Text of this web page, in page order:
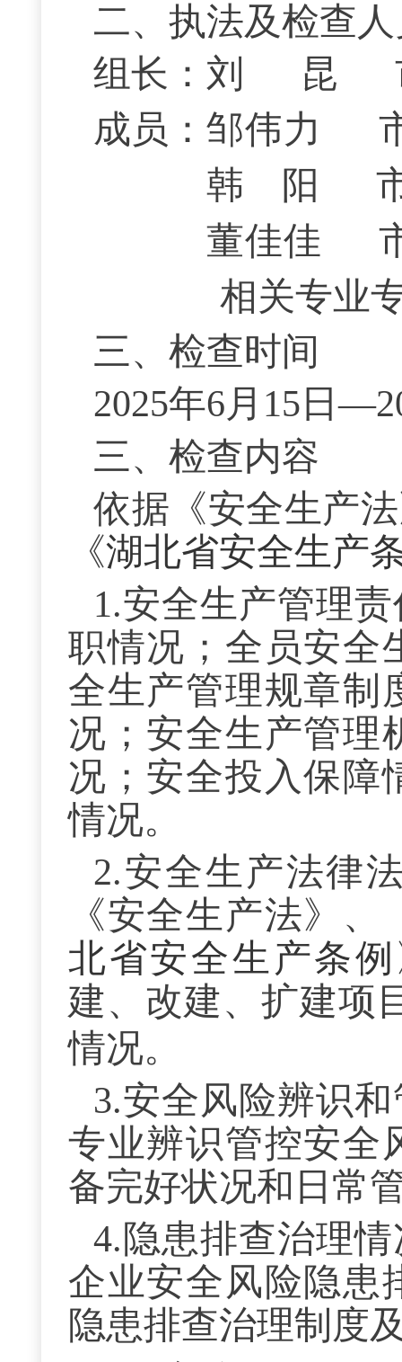
二、执法及检查
组长：刘
昆
成员： 邹伟力
韩
阳
董佳佳
相关专业
三、检查时间
2025年6月 15 日
三、检查内容
依据《安全生产
《湖北省安全生产
1.安全生产管理
职情况；全员安全
全生产管理规章制
况；安全生产管理
况；安全投入保障
情况。
2.安全生产法律
《安全生产法》、
北省安全生产条例
建、改建、扩建项
情况。
3.安全风险辨识
专业辨识管控安全
备完好状况和日常
4.隐患排查治理
企业安全风险隐患
隐患排查治理制度